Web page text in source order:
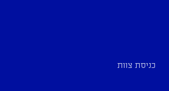
כניסת צוות